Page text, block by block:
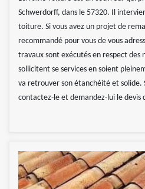
Schwerdorff, dans le 57320. Il
toiture. Si vous avez un projet de
recommandé pour vous de vous
travaux sont exécutés en respect des
sollicitent se services en soient
va retrouver son étanchéité et solide.
contactez-le et demandez-lui le